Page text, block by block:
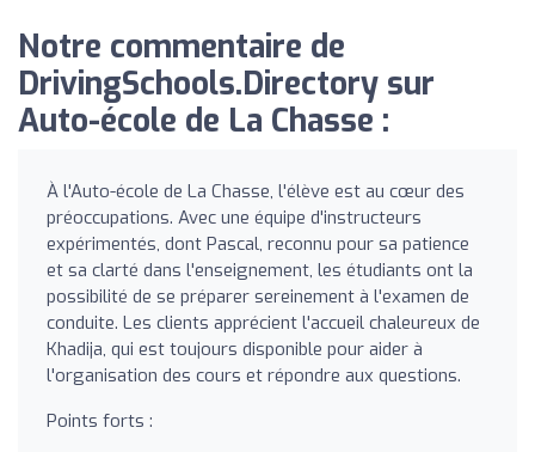
Notre commentaire de
DrivingSchools.Directory sur
Auto-école de La Chasse :
À l'Auto-école de La Chasse, l'élève est au cœur des
préoccupations. Avec une équipe d'instructeurs
expérimentés, dont Pascal, reconnu pour sa patience
et sa clarté dans l'enseignement, les étudiants ont la
possibilité de se préparer sereinement à l'examen de
conduite. Les clients apprécient l'accueil chaleureux de
Khadija, qui est toujours disponible pour aider à
l'organisation des cours et répondre aux questions.
Points forts :